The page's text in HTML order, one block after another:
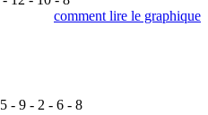
comment lire le graphique
5 - 9 - 2 - 6 - 8